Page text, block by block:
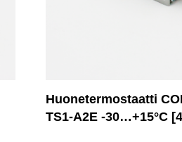
Huonetermostaatti
TS1-A2E -30…+15°C